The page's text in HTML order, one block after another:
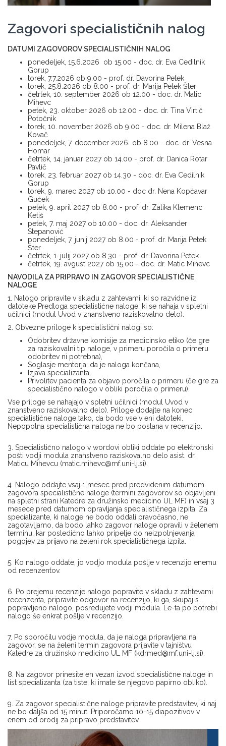
Zagovori specialističnih nalog
DATUMI ZAGOVOROV SPECIALISTIČNIH NALOG
ponedeljek, 15.6.2026 ob 15.00 - doc. dr. Eva Cedilnik
Gorup
torek, 7.7.2026 ob 9.00 - prof. dr. Davorina Petek
torek, 25.8.2026 ob 8.00 - prof. dr. Marija Petek Šter
četrtek, 10. september 2026 ob 12.00 - doc. dr. Matic
Mihevc
petek, 23. oktober 2026 ob 12.00 - doc. dr. Tina Virtič
Potočnik
torek, 10. november 2026 ob 9.00 - doc. dr. Milena Blaž
Kovač
ponedeljek, 7. december 2026 ob 8.00 - doc. dr. Vesna
Homar
četrtek, 14. januar 2027 ob 14.00 - prof. dr. Danica Rotar
Pavlič
torek, 23. februar 2027 ob 14.30 - doc. dr. Eva Cedilnik
Gorup
torek, 9. marec 2027 ob 10.00 - doc dr. Nena Kopčavar
Guček
petek, 9. april 2027 ob 8.00 - prof. dr. Zalika Klemenc
Ketiš
petek, 7. maj 2027 ob 10.00 - doc. dr. Aleksander
Stepanović
ponedeljek, 7. junij 2027 ob 8.00 - prof. dr. Marija Petek
Šter
četrtek, 1. julij 2027 ob 8.30 - prof. dr. Davorina Petek
četrtek, 19. avgust 2027 ob 15.00 - doc. dr. Matic Mihevc
NAVODILA ZA PRIPRAVO IN ZAGOVOR SPECIALISTIČNE
NALOGE
1. Nalogo pripravite v skladu z zahtevami, ki so razvidne iz
datoteke Predloga specialistične naloge, ki se nahaja v spletni
učilnici (modul Uvod v znanstveno raziskovalno delo).
2. Obvezne priloge k specialistični nalogi so:
Odobritev državne komisije za medicinsko etiko (če gre
za raziskovalni tip naloge, v primeru poročila o primeru
odobritev ni potrebna),
Soglasje mentorja, da je naloga končana,
Izjava specializanta,
Privolitev pacienta za objavo poročila o primeru (če gre za
specialistično nalogo v obliki poročila o primeru).
Vse priloge se nahajajo v spletni učilnici (modul Uvod v
znanstveno raziskovalno delo). Priloge dodajte na konec
specialistične naloge tako, da bodo vse v eni datoteki.
Nepopolna specialistična naloga ne bo poslana v recenzijo.
3. Specialistično nalogo v wordovi obliki oddate po elektronski
pošti vodji modula znanstveno raziskovalno delo asist. dr.
Maticu Mihevcu (matic.mihevc@mf.uni-lj.si).
4. Nalogo oddajte vsaj 1 mesec pred predvidenim datumom
zagovora specialistične naloge (termini zagovorov so objavljeni
na spletni strani Katedre za družinsko medicino UL MF) in vsaj 3
mesece pred datumom opravljanja specialističnega izpita. Za
specializante, ki naloge ne bodo oddali pravočasno, ne
zagotavljamo, da bodo lahko zagovor naloge opravili v želenem
terminu, kar posledično lahko pripelje do neizpolnjevanja
pogojev za prijavo na želeni rok specialističnega izpita.
5. Ko nalogo oddate, jo vodjo modula pošlje v recenzijo enemu
od recenzentov.
6. Po prejemu recenzije nalogo popravite v skladu z zahtevami
recenzenta, pripravite odgovor na recenzijo, ki ga, skupaj s
popravljeno nalogo, posredujete vodji modula. Le-ta po potrebi
nalogo še enkrat pošlje v recenzijo.
7. Po sporočilu vodje modula, da je naloga pripravljena na
zagovor, se na želeni termin zagovora prijavite v tajništvu
Katedre za družinsko medicino UL MF (kdrmed@mf.uni-lj.si).
8. Na zagovor prinesite en vezan izvod specialistične naloge in
list specializanta (za tiste, ki imate še njegovo papirno obliko).
9. Za zagovor specialistične naloge pripravite predstavitev, ki naj
ne bo daljša od 15 minut. Priporočamo 10-15 diapozitivov v
enem od orodij za pripravo predstavitev.